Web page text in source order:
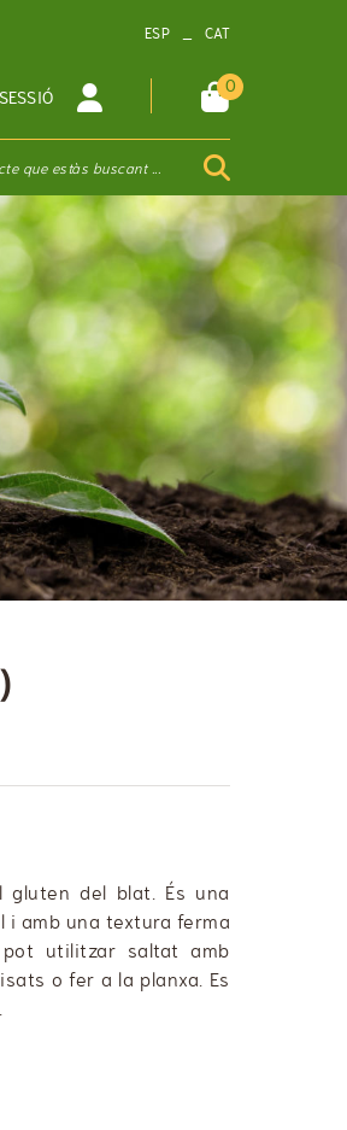
ESP _ CAT
0
que estàs buscant ...
gluten del blat. És una
amb una textura ferma
utilitzar saltat amb
o fer a la planxa. Es